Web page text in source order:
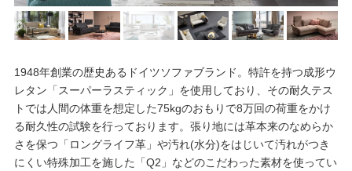
1948年創業の歴史あるドイツソファブランド。特許を持つ成形ウ
レタン「スーパーラスティック」を使用しており、その耐久テス
トでは人間の体重を想定した75kgのおもりで8万回の荷重をかけ
る耐久性の試験を行っております。張り地には革本来のなめらか
さを保つ「ロングライフ革」や汚れ(水分)をはじいて汚れがつき
にくい特殊加工を施した「Q2」などのこだわった素材を使ってい